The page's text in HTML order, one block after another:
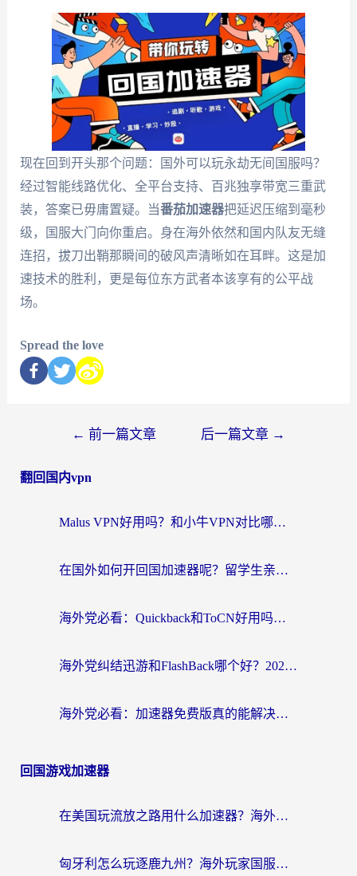
现在回到开头那个问题：国外可以玩永劫无间国服吗？
经过智能线路优化、全平台支持、百兆独享带宽三重武
装，答案已毋庸置疑。当番茄加速器把延迟压缩到毫秒
级，国服大门向你重启。身在海外依然和国内队友无缝
连招，拔刀出鞘那瞬间的破风声清晰如在耳畔。这是加
速技术的胜利，更是每位东方武者本该享有的公平战
场。
Spread the love
← 前一篇文章 后一篇文章 →
翻回国内vpn
Malus VPN好用吗？和小牛VPN对比哪个回国效果更好？海外党亲测实用指南
在国外如何开回国加速器呢？留学生亲测的无缝访问国内资源指南
海外党必看：Quickback和ToCN好用吗？3分钟选对回国加速器的实用指南
海外党纠结迅游和FlashBack哪个好？2026实用指南教你选对回国加速器
海外党必看：加速器免费版真的能解决回国访问难题吗？附实用选择指南
回国游戏加速器
在美国玩流放之路用什么加速器？海外党国服游戏不卡顿的终极攻略
匈牙利怎么玩逐鹿九州？海外玩家国服游戏加速器终极指南（附永劫无间荣耀新三国解决方案）